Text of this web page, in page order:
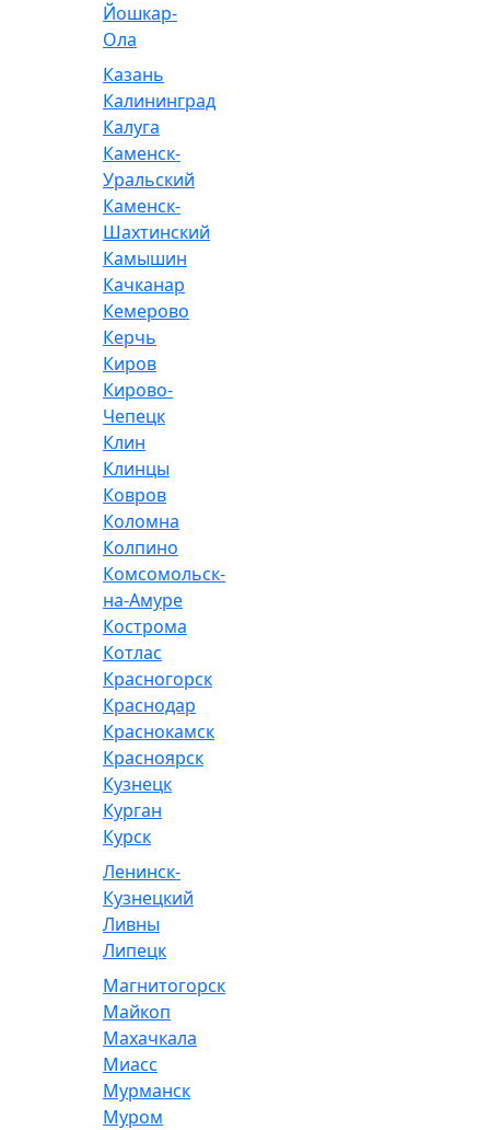
Йошкар-
Ола
Казань
Калининград
Калуга
Каменск-
Уральский
Каменск-
Шахтинский
Камышин
Качканар
Кемерово
Керчь
Киров
Кирово-
Чепецк
Клин
Клинцы
Ковров
Коломна
Колпино
Комсомольск-
на-Амуре
Кострома
Котлас
Красногорск
Краснодар
Краснокамск
Красноярск
Кузнецк
Курган
Курск
Ленинск-
Кузнецкий
Ливны
Липецк
Магнитогорск
Майкоп
Махачкала
Миасс
Мурманск
Муром